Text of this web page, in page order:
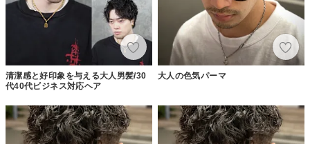
清潔感と好印象を与える大人男髪/30
代40代ビジネス対応ヘア
大人の色気パーマ